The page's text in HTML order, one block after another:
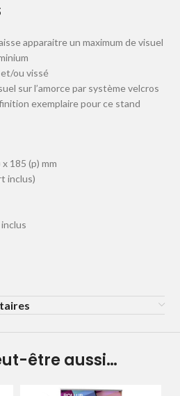
apparaitre un maximum de visuel
ou vissé
sur l’amorce par système velcros
exemplaire pour ce stand
185 (p) mm
inclus)
être aussi…